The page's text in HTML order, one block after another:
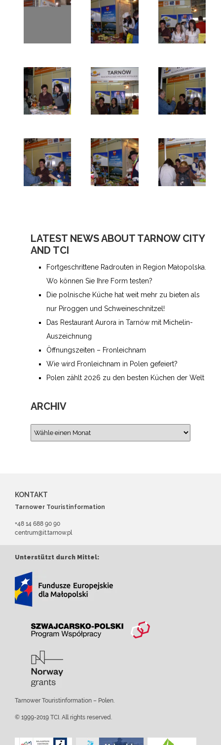
LATEST NEWS ABOUT TARNOW CITY
AND TCI
Fortgeschrittene Radrouten in Region Małopolska.
Wo können Sie Ihre Form testen?
Die polnische Küche hat weit mehr zu bieten als
nur Piroggen und Schweineschnitzel!
Das Restaurant Aurora in Tarnów mit Michelin-
Auszeichnung
Öffnungszeiten – Fronleichnam
Wie wird Fronleichnam in Polen gefeiert­?
Polen zählt 2026 zu den besten Küchen der Welt
ARCHIV
KONTAKT
Tarnower Touristinformation
+48 14 688 90 90
centrum@it.tarnow.pl
Unterstützt durch Mittel:
Tarnower Touristinformation – Polen.
© 1999-2019 TCI. All rights reserved.